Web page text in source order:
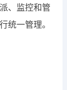
、监控和管
统一管理。